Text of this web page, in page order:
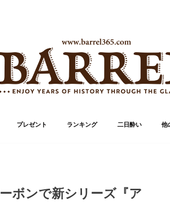
プレゼント ランキング 二日酔い 他
ボンで新シリーズ『ア